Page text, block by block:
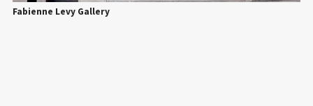
Fabienne Levy Gallery